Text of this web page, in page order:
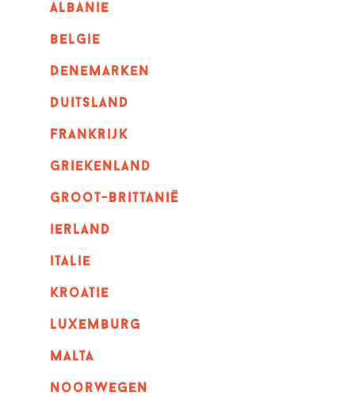
albanie
belgie
denemarken
duitsland
frankrijk
griekenland
Groot-Brittanië
ierland
italie
kroatie
luxemburg
malta
noorwegen